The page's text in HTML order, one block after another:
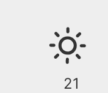
21